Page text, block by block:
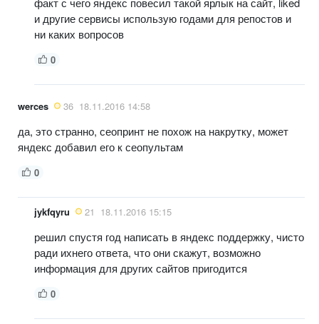
и другие сервисы использую годами для репостов и
ни каких вопросов
0
werces 36 18.11.2016 14:58
да, это странно, сеопринт не похож на накрутку, может
яндекс добавил его к сеопультам
0
jykfqyru 21 18.11.2016 15:15
решил спустя год написать в яндекс поддержку, чисто
ради ихнего ответа, что они скажут, возможно
информация для других сайтов пригодится
0